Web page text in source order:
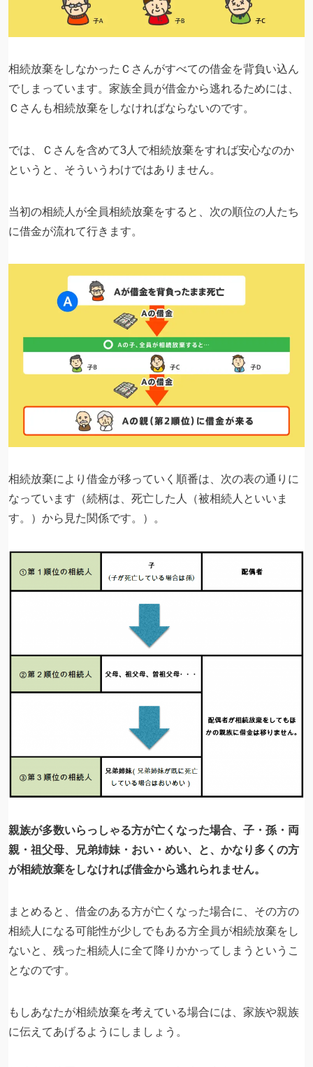
相続放棄をしなかったＣさんがすべての借金を背負い込ん
でしまっています。家族全員が借金から逃れるためには、
Ｃさんも相続放棄をしなければならないのです。
では、Ｃさんを含めて3人で相続放棄をすれば安心なのか
というと、そういうわけではありません。
当初の相続人が全員相続放棄をすると、次の順位の人たち
に借金が流れて行きます。
相続放棄により借金が移っていく順番は、次の表の通りに
なっています（続柄は、死亡した人（被相続人といいま
す。）から見た関係です。）。
親族が多数いらっしゃる方が亡くなった場合、子・孫・両
親・祖父母、兄弟姉妹・おい・めい、と、かなり多くの方
が相続放棄をしなければ借金から逃れられません。
まとめると、借金のある方が亡くなった場合に、その方の
相続人になる可能性が少しでもある方全員が相続放棄をし
ないと、残った相続人に全て降りかかってしまうというこ
となのです。
もしあなたが相続放棄を考えている場合には、家族や親族
に伝えてあげるようにしましょう。